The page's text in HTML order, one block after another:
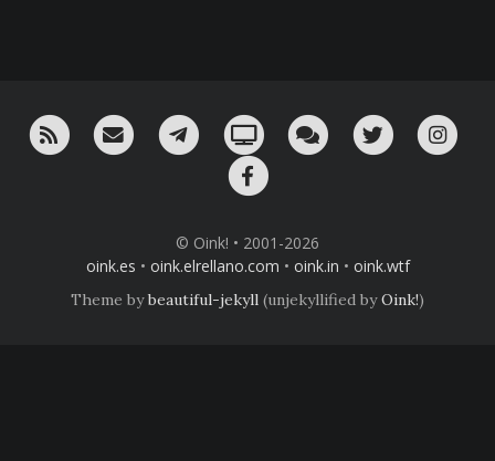
RSS ¡Mándame un email!¡Nuestro canal en Telegram!
Oink! TV Charla con nosotros
Twitter
© Oink! • 2001-2026
oink.es • oink.elrellano.com • oink.in • oink.wtf
Theme bybeautiful-jekyll (unjekyllified byOink!)